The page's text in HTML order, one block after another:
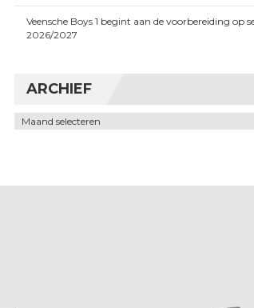
Veensche Boys 1 begint aan de voorbereiding op
2026/2027
ARCHIEF
Archief